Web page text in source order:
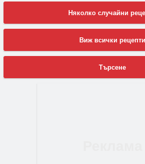
Няколко случайни
Виж всички рецепти
Търсене